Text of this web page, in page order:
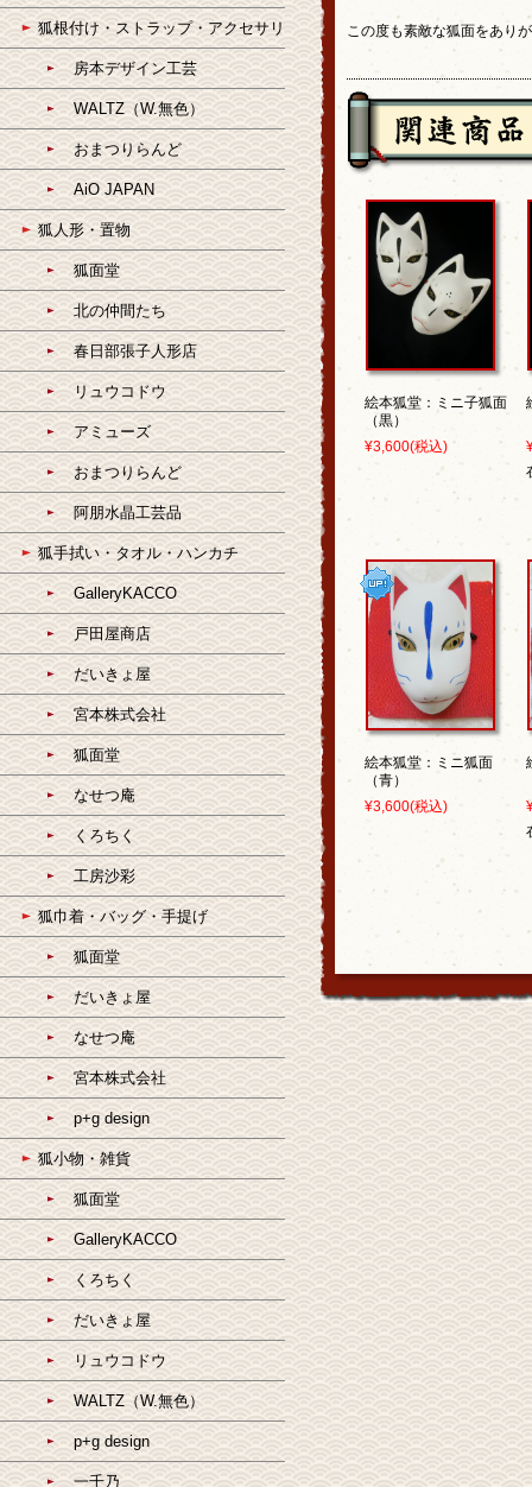
この度も素敵な狐面をあり
絵本狐堂：ミニ子狐面
（黒）
¥3,600(税込)
絵本狐堂：ミニ狐面
（青）
¥3,600(税込)
狐根付け・ストラップ・アクセサリ
房本デザイン工芸
WALTZ（W.無色）
おまつりらんど
AiO JAPAN
狐人形・置物
狐面堂
北の仲間たち
春日部張子人形店
リュウコドウ
アミューズ
おまつりらんど
阿朋水晶工芸品
狐手拭い・タオル・ハンカチ
GalleryKACCO
戸田屋商店
だいきょ屋
宮本株式会社
狐面堂
なせつ庵
くろちく
工房沙彩
狐巾着・バッグ・手提げ
狐面堂
だいきょ屋
なせつ庵
宮本株式会社
p+g design
狐小物・雑貨
狐面堂
GalleryKACCO
くろちく
だいきょ屋
リュウコドウ
WALTZ（W.無色）
p+g design
一千乃